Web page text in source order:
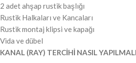
2 adet ahşap rustik başlığı
Rustik Halkaları ve Kancaları
Rustik montaj klipsi ve kapağı
Vida ve dübel
KANAL (RAY) TERCİHİ NASIL